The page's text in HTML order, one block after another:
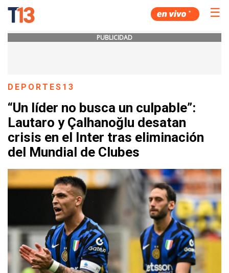
☰
PUBLICIDAD
DEPORTES13
“Un líder no busca un culpable”:
Lautaro y Çalhanoğlu desatan
crisis en el Inter tras eliminación
del Mundial de Clubes